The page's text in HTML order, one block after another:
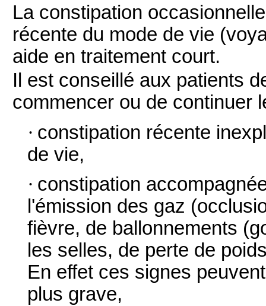
La constipation
récente du mode de vie
aide en traitement court.
Il est conseillé aux patients
commencer ou de continuer
· constipation récente
de vie,
· constipation
l'émission des gaz
fièvre, de ballonnements
les selles, de perte de
En effet ces signes
plus grave,